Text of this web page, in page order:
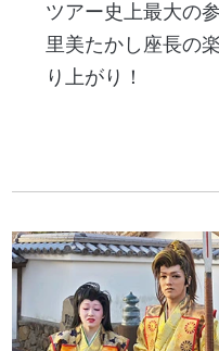
ツアー史上最大の
里美たかし座長の
り上がり！